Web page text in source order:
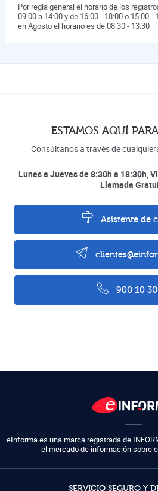
Por regla general el horario de los
09:00 a 14:00 y de 16:00 - 18:00 o 15:00
en Agosto el horario es de 08:30 - 13:30
ESTAMOS AQUÍ
Consúltanos a través de
Lunes a Jueves de 8:30h a 18:30h,
Llamada
Asistente de
900 10
eInforma es una marca registrada de
el mercado de información sobre
SERVICIO SEGURO Y